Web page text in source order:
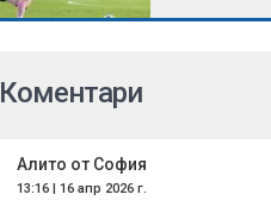
Коментари
Алито от София
13:16 | 16 апр 2026 г.